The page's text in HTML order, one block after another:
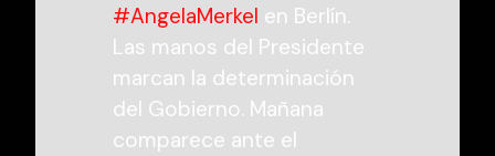
#AngelaMerkel en Berlín.
Las manos del Presidente
marcan la determinación
del Gobierno. Mañana
comparece ante el